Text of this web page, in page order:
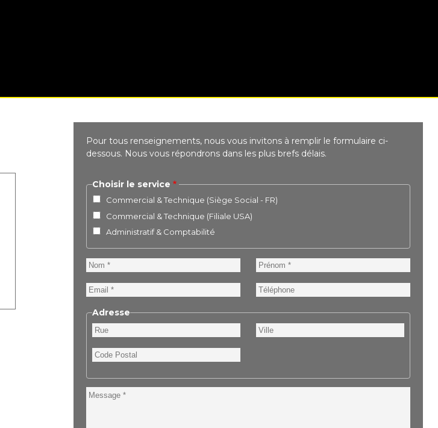
Pour tous renseignements, nous vous invitons à remplir le formulaire ci-
dessous. Nous vous répondrons dans les plus brefs délais.
Choisir le service
Commercial & Technique (Siège Social - FR)
Commercial & Technique (Filiale USA)
Administratif & Comptabilité
Nom Prénom
Email Téléphone
Adresse
Rue Ville
Code
Postal
Message